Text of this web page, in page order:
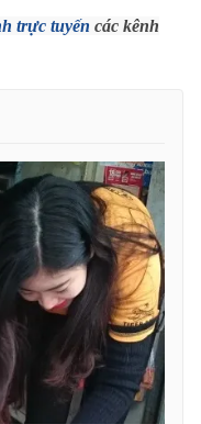
trực tuyến các kênh